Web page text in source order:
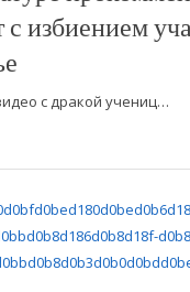
с избиением
с дракой учениц…